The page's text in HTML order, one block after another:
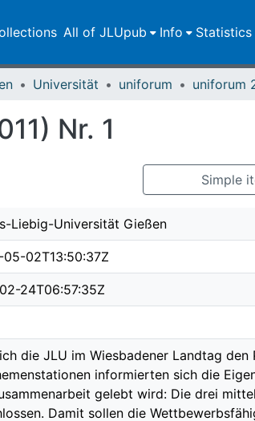
All of JLUpub Info Statistics
Universität uniforum uniforum
Nr. 1
Simple
Liebig-Universität Gießen
02T13:50:37Z
24T06:57:35Z
die JLU im Wiesbadener Landtag
informierten sich die
gelebt wird: Die drei
Damit sollen die